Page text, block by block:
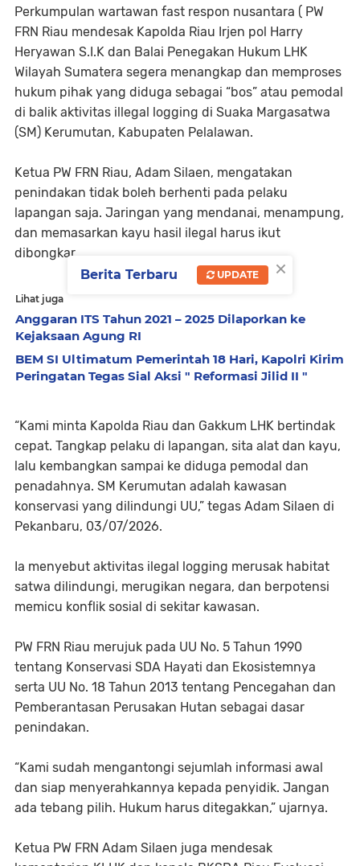
Perkumpulan wartawan fast respon nusantara ( PW
FRN Riau mendesak Kapolda Riau Irjen pol Harry
Heryawan S.I.K dan Balai Penegakan Hukum LHK
Wilayah Sumatera segera menangkap dan memproses
hukum pihak yang diduga sebagai “bos” atau pemodal
di balik aktivitas illegal logging di Suaka Margasatwa
(SM) Kerumutan, Kabupaten Pelalawan.
Ketua PW FRN Riau, Adam Silaen, mengatakan
penindakan tidak boleh berhenti pada pelaku
lapangan saja. Jaringan yang mendanai, menampung,
dan memasarkan kayu hasil ilegal harus ikut
dibongkar.
Lihat juga
Anggaran ITS Tahun 2021 – 2025 Dilaporkan ke
Kejaksaan Agung RI
BEM SI Ultimatum Pemerintah 18 Hari, Kapolri Kirim
Peringatan Tegas Sial Aksi " Reformasi Jilid II "
“Kami minta Kapolda Riau dan Gakkum LHK bertindak
cepat. Tangkap pelaku di lapangan, sita alat dan kayu,
lalu kembangkan sampai ke diduga pemodal dan
penadahnya. SM Kerumutan adalah kawasan
konservasi yang dilindungi UU,” tegas Adam Silaen di
Pekanbaru, 03/07/2026.
Ia menyebut aktivitas ilegal logging merusak habitat
satwa dilindungi, merugikan negara, dan berpotensi
memicu konflik sosial di sekitar kawasan.
PW FRN Riau merujuk pada UU No. 5 Tahun 1990
tentang Konservasi SDA Hayati dan Ekosistemnya
serta UU No. 18 Tahun 2013 tentang Pencegahan dan
Pemberantasan Perusakan Hutan sebagai dasar
penindakan.
“Kami sudah mengantongi sejumlah informasi awal
dan siap menyerahkannya kepada penyidik. Jangan
ada tebang pilih. Hukum harus ditegakkan,” ujarnya.
Ketua PW FRN Adam Silaen juga mendesak
×
Berita Terbaru UPDATE